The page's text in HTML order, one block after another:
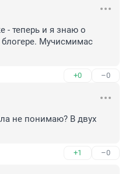
- теперь и я знаю о
Мучисмимас
+0 –0
не понимаю? В двух
+1 –0